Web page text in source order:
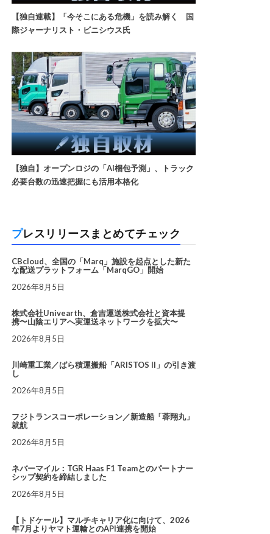
【独自連載】「今そこにある危機」を読み解く 国
際ジャーナリスト・ビニシウス氏
【独自】オープンロジの「AI梱包予測」、トラック
必要台数の迅速把握にも活用本格化
プレスリリースまとめてチェック
CBcloud、全国の「Marq」施設を起点とした新た
な配送プラットフォーム「MarqGO」開始
2026年8月5日
株式会社Univearth、倉吉運送株式会社と資本提
携〜山陰エリアへ実運送ネットワークを拡大〜
2026年8月5日
川崎重工業／ばら積運搬船「ARISTOS II」の引き渡
し
2026年8月5日
フジトランスコーポレーション／新造船「蓉翔丸」
就航
2026年8月5日
ネバーマイル：TGR Haas F1 Teamとのパートナー
シップ契約を締結しました
2026年8月5日
【トドケール】マルチキャリア化に向けて、2026
年7月よりヤマト運輸とのAPI連携を開始